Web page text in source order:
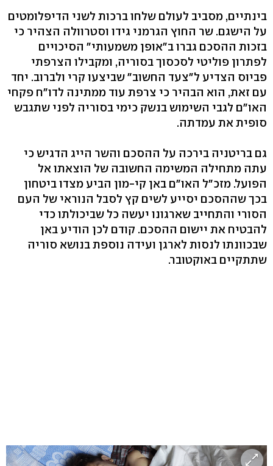
בינתיים, מסביב לעולם שלחו ברכות לשני הדיפלומטים
על הישגם. שר החוץ הגרמני גידו וסטרוולה הצהיר כי
בזכות ההסכם גברו ב"אופן משמעותי" הסיכויים
לפתרון פוליטי לסכסוך בסוריה, ומקבילו הצרפתי
פביוס הצדיע ל"צעד החשוב" שביצעו קרי ולברוב. יחד
עם זאת, הוא הבהיר כי צרפת עוד ממתינה לדו"ח פקחי
האו"ם לגבי השימוש בנשק כימי בסוריה לפני שתגבש
סופית את עמדתה.
גם בריטניה בירכה על ההסכם והשר הייג הדגיש כי
עתה מתחילה המשימה החשובה של הוצאתו אל
הפועל. מזכ"ל האו"ם באן קי-מון הביע מצדו ביטחון
בכך שההסכם יסייע לשים קץ לסבל הנוראי של העם
הסורי והתחייב שארגונו יעשה כל שביכולתו כדי
להבטיח את יישום ההסכם. קודם לכן הודיע באן
שבכוונתו לנסות לארגן ועידה נוספת בנושא סוריה
שתתקיים באוקטובר.